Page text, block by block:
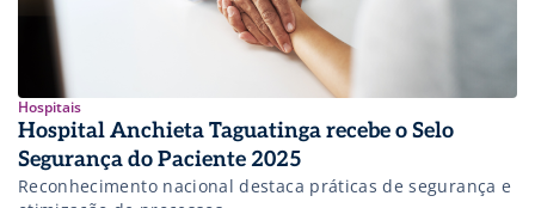
Hospitais
Hospital Anchieta Taguatinga recebe o Selo
Segurança do Paciente 2025
Reconhecimento nacional destaca práticas de segurança e